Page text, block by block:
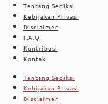
Tentang Sediksi
Kebijakan Privasi
Disclaimer
F.A.Q
Kontribusi
Kontak
Tentang Sediksi
Kebijakan Privasi
Disclaimer